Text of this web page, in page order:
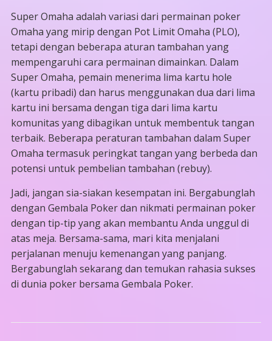
Super Omaha adalah variasi dari permainan poker
Omaha yang mirip dengan Pot Limit Omaha (PLO),
tetapi dengan beberapa aturan tambahan yang
mempengaruhi cara permainan dimainkan. Dalam
Super Omaha, pemain menerima lima kartu hole
(kartu pribadi) dan harus menggunakan dua dari lima
kartu ini bersama dengan tiga dari lima kartu
komunitas yang dibagikan untuk membentuk tangan
terbaik. Beberapa peraturan tambahan dalam Super
Omaha termasuk peringkat tangan yang berbeda dan
potensi untuk pembelian tambahan (rebuy).
Jadi, jangan sia-siakan kesempatan ini. Bergabunglah
dengan Gembala Poker dan nikmati permainan poker
dengan tip-tip yang akan membantu Anda unggul di
atas meja. Bersama-sama, mari kita menjalani
perjalanan menuju kemenangan yang panjang.
Bergabunglah sekarang dan temukan rahasia sukses
di dunia poker bersama Gembala Poker.